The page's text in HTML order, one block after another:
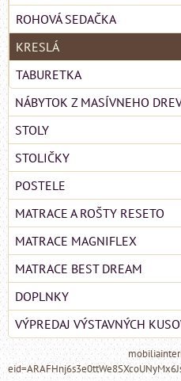
ROHOVÁ SEDAČKA
KRESLÁ
TABURETKA
NÁBYTOK Z MASÍVNEHO
STOLY
STOLIČKY
POSTELE
MATRACE A ROŠTY RESETO
MATRACE MAGNIFLEX
MATRACE BEST DREAM
DOPLNKY
VÝPREDAJ VÝSTAVNÝCH